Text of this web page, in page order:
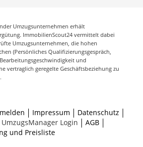
Umzugsunternehmen erhält
ImmobilienScout24 vermittelt dabei
Umzugsunternehmen, die hohen
(Persönliches Qualifizierungsgespräch,
und
vertraglich geregelte Geschäftsbeziehung zu
Impressum
Datenschutz
UmzugsManager Login
AGB
und Preisliste